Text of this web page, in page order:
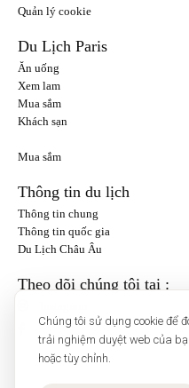
Chúng tôi sử dụng cookie để đo lường lượng truy cập và cải thiện
trải nghiệm duyệt web của
hoặc tùy chỉnh.
Quản lý cookie
Du Lịch Paris
Ăn uống
Xem lam
Mua sắm
Khách sạn
Mua sắm
Thông tin du lịch
Thông tin chung
Thông tin quốc gia
Du Lịch Châu Âu
Theo dõi chúng tôi tại :